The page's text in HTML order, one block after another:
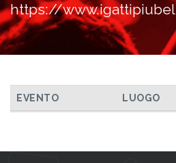
https://
TUTTI GLI EVENTI
EVENTO LUOGO